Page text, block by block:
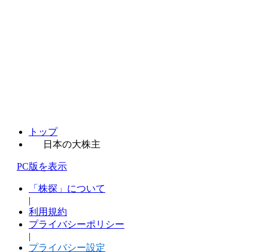
トップ
日本の大株主
PC版を表示
「株探」について
|
利用規約
プライバシーポリシー
|
プライバシー設定